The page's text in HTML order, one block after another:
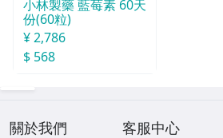
小林製藥 藍莓素 60天
份(60粒)
¥ 2,786
$ 568
關於我們 客服中心